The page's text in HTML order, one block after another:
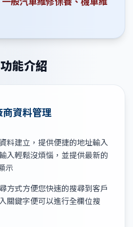
功能介紹
資料管理
料建立，提供便捷的地址輸入
入輕鬆沒煩惱，並提供最新的
示
方式方便您快速的搜尋到客戶
關鍵字便可以進行全欄位搜